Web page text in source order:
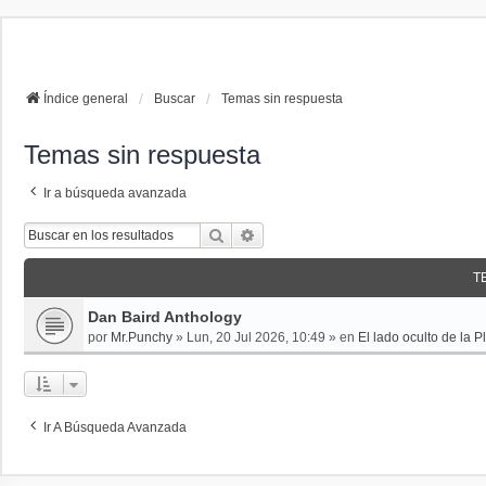
Índice general Buscar Temas sin respuesta
Temas sin respuesta
Ir a búsqueda avanzada
Buscar
Dan Baird Anthology
por Mr.Punchy » Lun, 20 Jul 2026, 10:49 » en El lado oculto de la
Ir A Búsqueda Avanzada